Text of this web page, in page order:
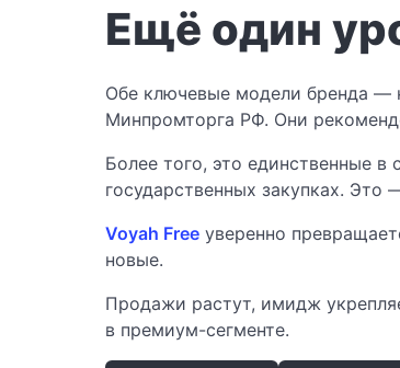
Ещё один
Обе ключевые модели бренда —
Минпромторга РФ. Они
Более того, это единственные
государственных закупках. Это
Voyah Free уверенно
новые.
Продажи растут, имидж
в премиум-сегменте.